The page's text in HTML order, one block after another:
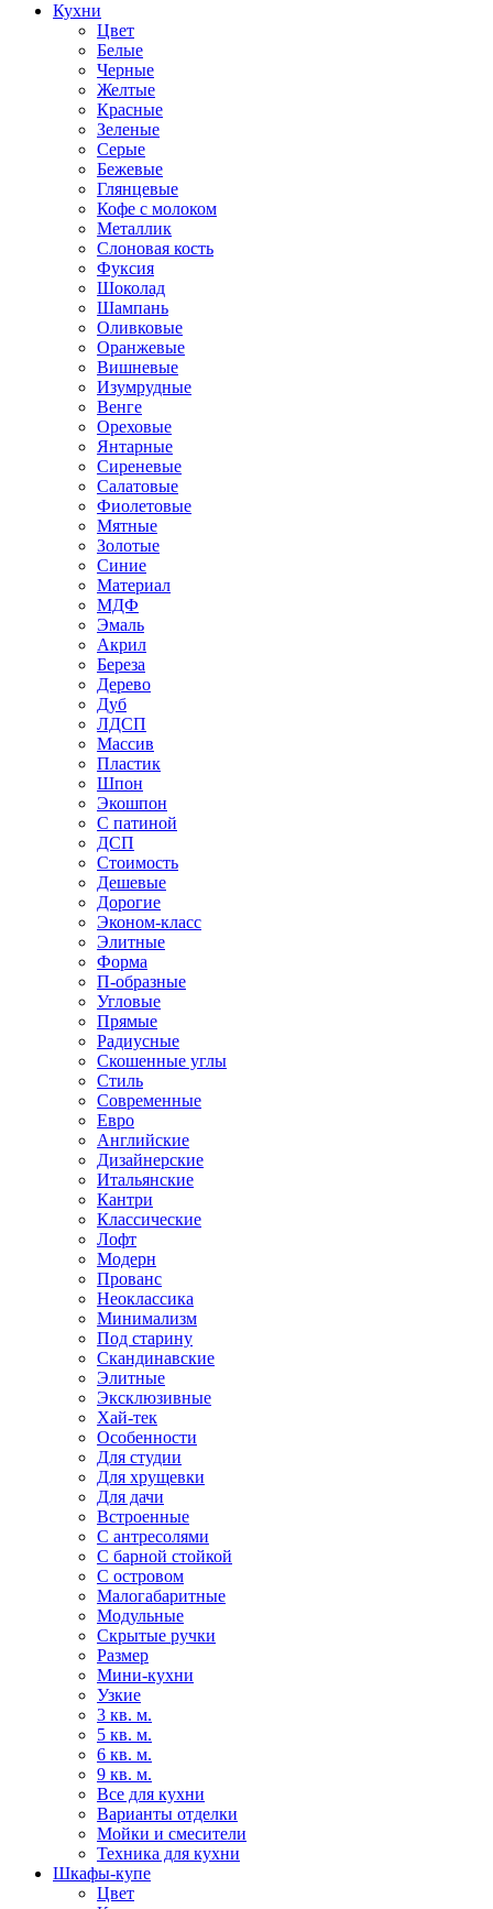
Кухни
Цвет
Белые
Черные
Желтые
Красные
Зеленые
Серые
Бежевые
Глянцевые
Кофе с молоком
Металлик
Слоновая кость
Фуксия
Шоколад
Шампань
Оливковые
Оранжевые
Вишневые
Изумрудные
Венге
Ореховые
Янтарные
Сиреневые
Салатовые
Фиолетовые
Мятные
Золотые
Синие
Материал
МДФ
Эмаль
Акрил
Береза
Дерево
Дуб
ЛДСП
Массив
Пластик
Шпон
Экошпон
С патиной
ДСП
Стоимость
Дешевые
Дорогие
Эконом-класс
Элитные
Форма
П-образные
Угловые
Прямые
Радиусные
Скошенные углы
Стиль
Современные
Евро
Английские
Дизайнерские
Итальянские
Кантри
Классические
Лофт
Модерн
Прованс
Неоклассика
Минимализм
Под старину
Скандинавские
Элитные
Эксклюзивные
Хай-тек
Особенности
Для студии
Для хрущевки
Для дачи
Встроенные
С антресолями
С барной стойкой
С островом
Малогабаритные
Модульные
Скрытые ручки
Размер
Мини-кухни
Узкие
3 кв. м.
5 кв. м.
6 кв. м.
9 кв. м.
Все для кухни
Варианты отделки
Мойки и смесители
Техника для кухни
Шкафы-купе
Цвет